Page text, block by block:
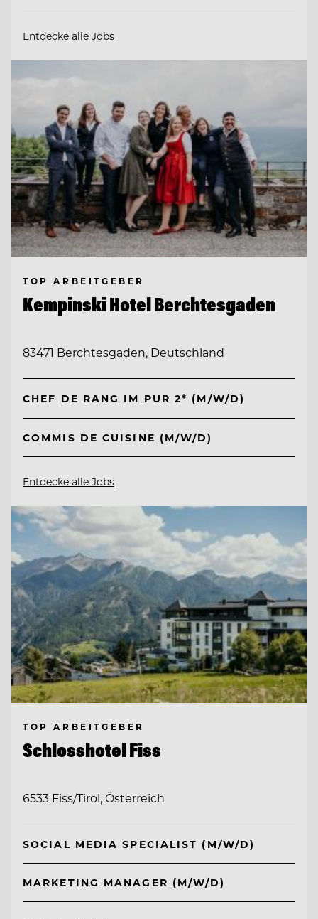
Entdecke alle Jobs
TOP ARBEITGEBER
Kempinski Hotel Berchtesgaden
83471 Berchtesgaden, Deutschland
CHEF DE RANG IM PUR 2* (M/W/D)
COMMIS DE CUISINE (M/W/D)
Entdecke alle Jobs
TOP ARBEITGEBER
Schlosshotel Fiss
6533 Fiss/Tirol, Österreich
SOCIAL MEDIA SPECIALIST (M/W/D)
MARKETING MANAGER (M/W/D)